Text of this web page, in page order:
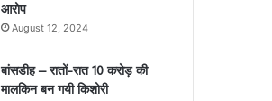
आरोप
August 12, 2024
बांसडीह – रातों-रात 10 करोड़ की
मालकिन बन गयी किशोरी